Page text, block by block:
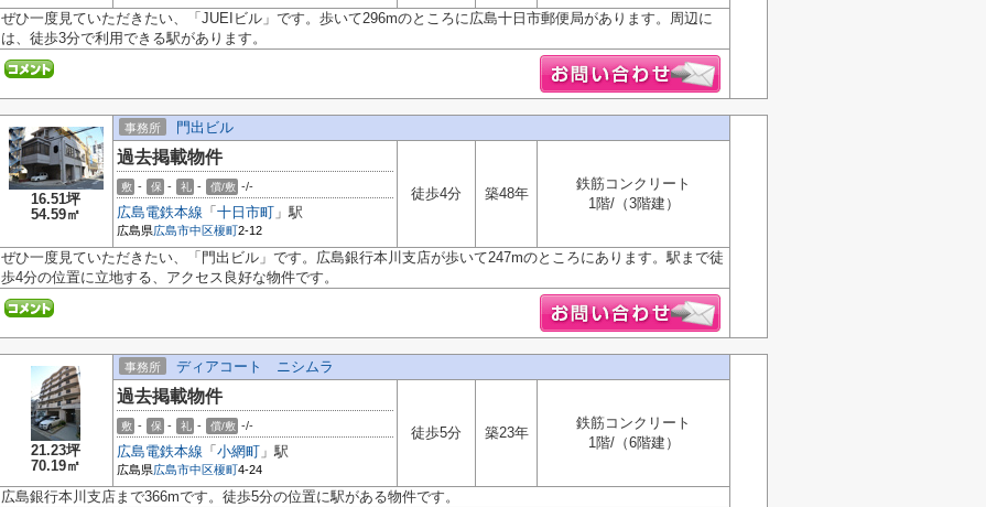
ぜひ一度見ていただきたい、「JUEIビル」です。歩いて296mのところに広島十日市郵便局があります。周辺に
は、徒歩3分で利用できる駅があります。
16.51坪
54.59㎡
事務所 門出ビル
過去掲載物件
敷 - 保 - 礼 - 償/敷 -/-
広島電鉄本線 「 十日市町 」駅
広島県広島市中区榎町2-12
徒歩4分 築48年
鉄筋コンクリート
1階/（3階建）
ぜひ一度見ていただきたい、「門出ビル」です。広島銀行本川支店が歩いて247mのところにあります。駅まで徒
歩4分の位置に立地する、アクセス良好な物件です。
21.23坪
70.19㎡
事務所 ディアコート ニシムラ
過去掲載物件
敷 - 保 - 礼 - 償/敷 -/-
広島電鉄本線 「 小網町 」駅
広島県広島市中区榎町4-24
徒歩5分 築23年
鉄筋コンクリート
1階/（6階建）
広島銀行本川支店まで366mです。徒歩5分の位置に駅がある物件です。